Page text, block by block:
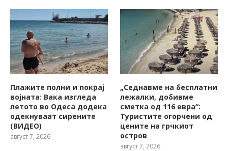
Плажите полни и покрај
војната: Вака изгледа
летото во Одеса додека
одекнуваат сирените
(ВИДЕО)
август 7, 2026
„Седнавме на бесплатни
лежалки, добивме
сметка од 116 евра“:
Туристите огорчени од
цените на грчкиот
остров
август 7, 2026